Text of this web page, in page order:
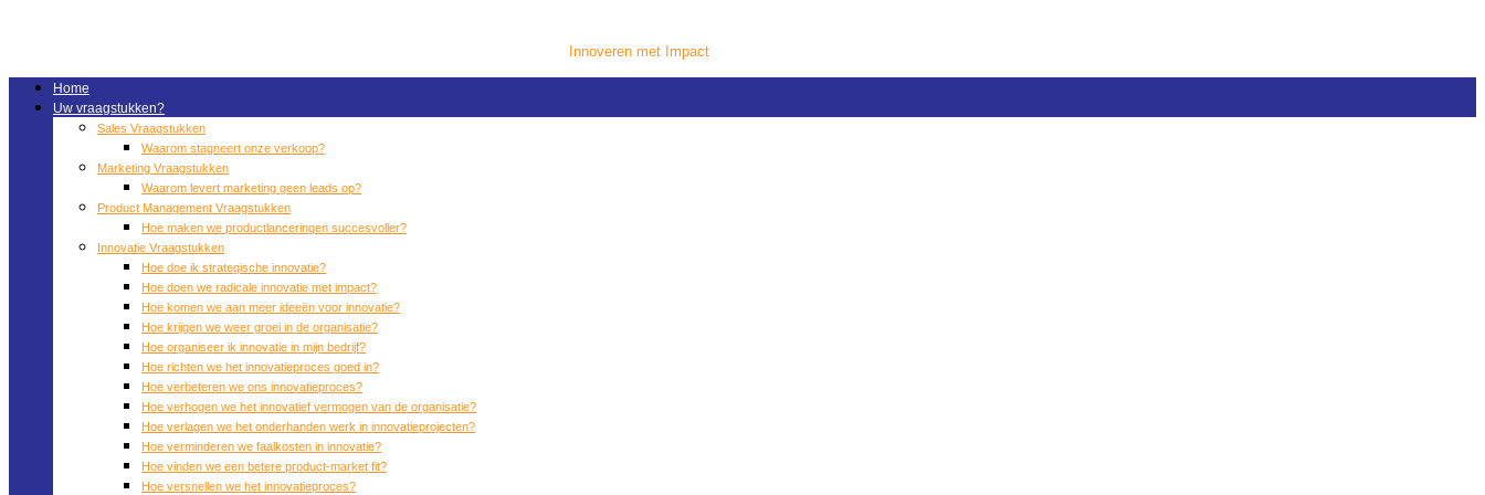
inhoud
Innoveren met Impact
Home
Uw vraagstukken?
Sales Vraagstukken
Waarom stagneert onze verkoop?
Marketing Vraagstukken
Waarom levert marketing geen leads op?
Product Management Vraagstukken
Hoe maken we productlanceringen succesvoller?
Innovatie Vraagstukken
Hoe doe ik strategische innovatie?
Hoe doen we radicale innovatie met impact?
Hoe komen we aan meer ideeën voor innovatie?
Hoe krijgen we weer groei in de organisatie?
Hoe organiseer ik innovatie in mijn bedrijf?
Hoe richten we het innovatieproces goed in?
Hoe verbeteren we ons innovatieproces?
Hoe verhogen we het innovatief vermogen van de organisatie?
Hoe verlagen we het onderhanden werk in innovatieprojecten?
Hoe verminderen we faalkosten in innovatie?
Hoe vinden we een betere product-market fit?
Hoe versnellen we het innovatieproces?